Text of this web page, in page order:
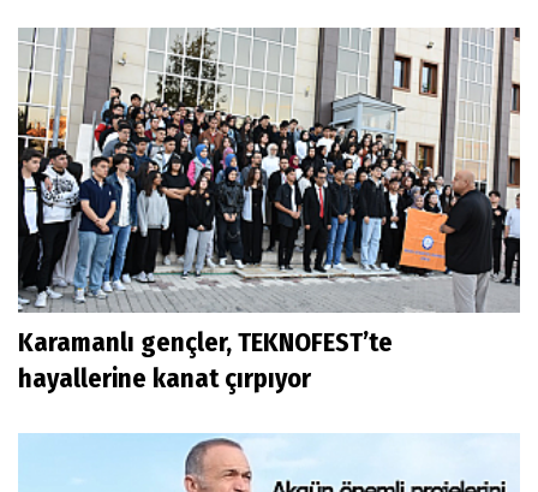
Karamanlı gençler, TEKNOFEST’te
hayallerine kanat çırpıyor